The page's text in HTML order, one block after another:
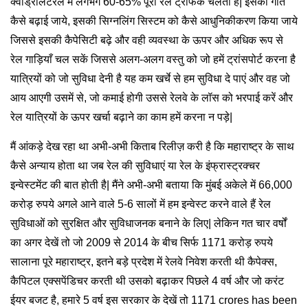
कैसे बढ़ाई जाये, इसकी सिग्नलिंग सिस्टम को कैसे आधुनिकीकरण किया जाये
जिससे इसकी कैपेसिटी बढ़े और वही व्यवस्था के ऊपर और अधिक रूप से
रेल गाड़ियाँ चल सकें जिससे अलग-अलग वस्तु को जो हमें ट्रांसपोर्ट करना है
यात्रियों को जो सुविधा देनी है यह कम खर्चे से हम सुविधा दे पाएं और वह जो
आय आएगी उसमें से, जो कमाई होगी उससे रेलवे के लॉस को भरपाई करें और
रेल यात्रियों के ऊपर खर्चा बढ़ाने का काम हमें करना न पड़े|
मैं आंकड़े देख रहा था अभी-अभी किताब रिलीज़ करी है कि महाराष्ट्र के साथ
कैसे अन्याय होता था जब रेल की सुविधाएं या रेल के इंफ्रास्ट्रक्चर
इन्वेस्टमेंट की बात होती है| मैंने अभी-अभी बताया कि मुंबई अकेले में 66,000
करोड़ रुपये अगले आने वाले 5-6 सालों में हम इन्वेस्ट करने वाले हैं रेल
सुविधाओं को सुरक्षित और सुविधाजनक बनाने के लिए| लेकिन गत चार वर्षों
का अगर देखें तो जो 2009 से 2014 के बीच सिर्फ 1171 करोड़ रुपये
सालाना पूरे महाराष्ट्र, इतने बड़े प्रदेश में रेलवे निवेश करती थी कैपेक्स,
कैपिटल एक्सपेंडिचर करती थी उसको बढ़ाकर पिछले 4 वर्ष और जो करंट
ईयर बजट है, हमारे 5 वर्ष इस सरकार के देखें तो 1171 crores has been